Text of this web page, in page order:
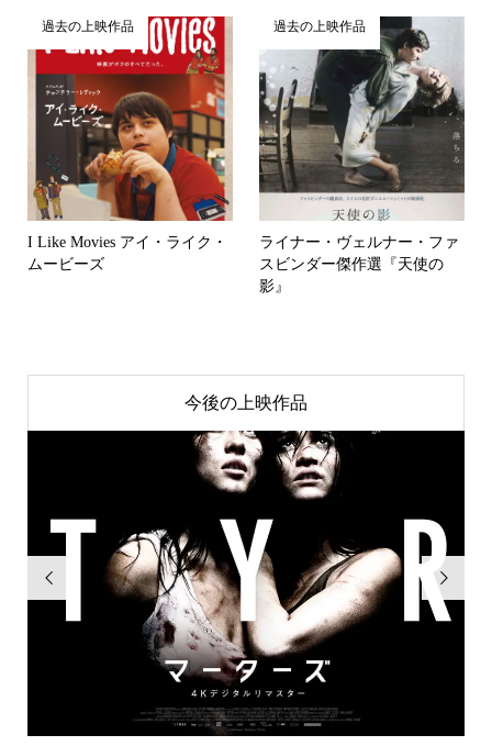
過去の上映作品
I Like Movies アイ・ライク・
ムービーズ
過去の上映作品
ライナー・ヴェルナー・ファ
スビンダー傑作選『天使の
影』
今後の上映作品
 